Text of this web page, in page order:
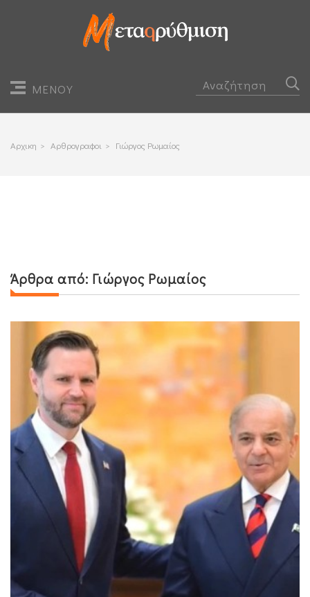
ΜΕΝΟΥ
Αρχικη > Αρθρογραφοι > Γιώργος Ρωμαίος
Άρθρα από: Γιώργος Ρωμαίος